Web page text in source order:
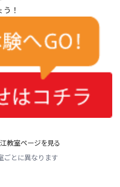
！
教室ページを見る
ごとに異なります